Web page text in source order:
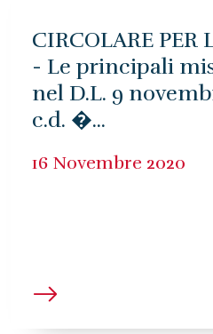
CIRCOLARE PER
- Le principali
nel D.L. 9
c.d. �...
16 Novembre 2020